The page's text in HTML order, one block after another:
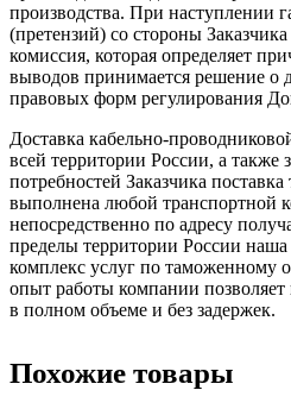
производства. При наступлении
(претензий) со стороны Заказчика
комиссия, которая определяет
выводов принимается решение о
правовых форм регулирования
Доставка кабельно-
всей территории России, а также
потребностей Заказчика
выполнена любой транспортной
непосредственно по адресу
пределы территории России наша
комплекс услуг по
опыт работы компании позволяет
в полном объеме и без задержек.
Похожие товары